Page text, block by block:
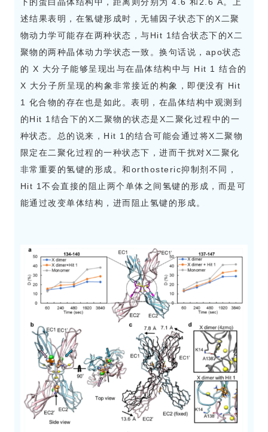
下的蛋白晶体结构中，距离则分别为 4.6 和2.6 Å。上
述结果表明，在氢键形成时，无辅因子状态下的X二聚
物动力学可能存在两种状态，与Hit 1结合状态下的X二
聚物的两种晶体动力学状态一致。换句话说，apo状态
的 X 大分子能够呈现出与在晶体结构中与 Hit 1 结合的
X 大分子所呈现的构象非常接近的构象，即便没有 Hit
1 化合物的存在也是如此。表明，在晶体结构中观测到
的Hit 1结合下的X二聚物的状态是X二聚化过程中的一
种状态。总的说来，Hit 1的结合可能会通过将X二聚物
限定在二聚化过程的一种状态下，进而干扰对X二聚化
非常重要的氢键的形成。和orthosteric抑制剂不同，
Hit 1不会直接的阻止两个单体之间氢键的形成，而是可
能通过改变单体结构，进而阻止氢键的形成。